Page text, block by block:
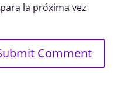
la próxima vez